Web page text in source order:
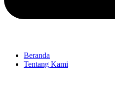
Beranda
Tentang Kami